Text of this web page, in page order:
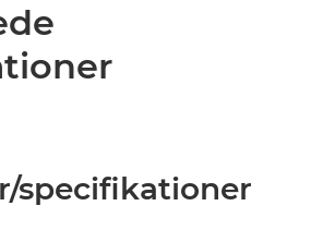
specifikationer